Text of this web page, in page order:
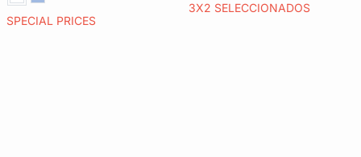
SPECIAL PRICES
3X2 SELECCIONADOS